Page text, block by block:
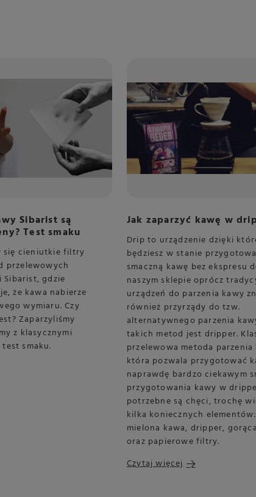
Sibarist są
Test smaku
się cieniutkie filtry
przelewowych
Sibarist, gdzie
że kawa nabierze
wymiaru. Czy
Zaparzyliśmy
z klasycznymi
smaku.
Jak zaparzyć kawę w
Drip to urządzenie dzięki
będziesz w stanie
smaczną kawę bez ekspresu
naszym sklepie oprócz
urządzeń do parzenia kawy
również przyrządy do tzw.
alternatywnego parzenia
takich metod jest dripper.
przelewowa metoda parzenia
która pozwala przygotować
naprawdę bardzo ciekawym
przygotowania kawy w
potrzebne są chęci, trochę
kilka koniecznych
mielona kawa, dripper,
oraz papierowe filtry.
Czytaj więcej